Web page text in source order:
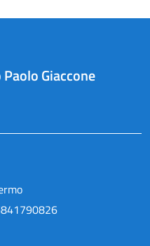
Giaccone